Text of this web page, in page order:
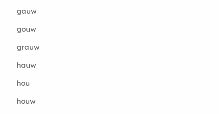
gauw
gouw
grauw
hauw
hou
houw